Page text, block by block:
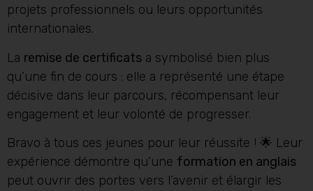
projets professionnels ou leurs opportunités
internationales.
La remise de certificats a symbolisé bien plus
qu’une fin de cours : elle a représenté une étape
décisive dans leur parcours, récompensant leur
engagement et leur volonté de progresser.
Bravo à tous ces jeunes pour leur réussite ! 🌟 Leur
expérience démontre qu’une formation en anglais
peut ouvrir des portes vers l’avenir et élargir les